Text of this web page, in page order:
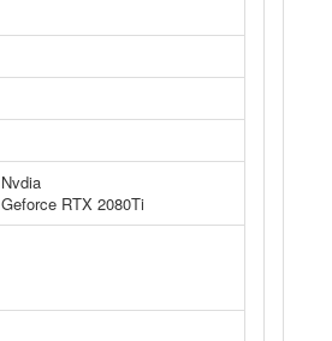
Nvdia
Geforce RTX 2080Ti